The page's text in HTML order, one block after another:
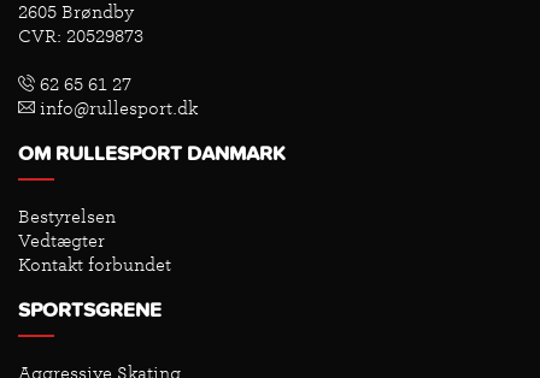
2605 Brøndby
CVR: 20529873
62 65 61 27
info@rullesport.dk
OM RULLESPORT DANMARK
Bestyrelsen
Vedtægter
Kontakt forbundet
SPORTSGRENE
Aggressive Skating